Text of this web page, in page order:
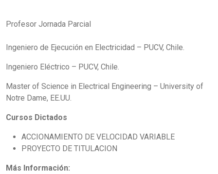
Profesor Jornada Parcial
Ingeniero de Ejecución en Electricidad – PUCV, Chile.
Ingeniero Eléctrico – PUCV, Chile.
Master of Science in Electrical Engineering – University of
Notre Dame, EE.UU.
Cursos Dictados
ACCIONAMIENTO DE VELOCIDAD VARIABLE
PROYECTO DE TITULACION
Más Información: